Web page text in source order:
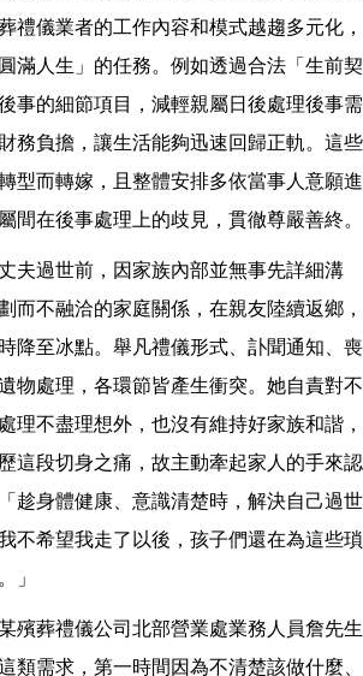
禮儀業者的工作內容和模式越趨多元化，
滿人生」的任務。例如透過合法「生前契
事的細節項目，減輕親屬日後處理後事需
務負擔，讓生活能夠迅速回歸正軌。這些
型而轉嫁，且整體安排多依當事人意願進
間在後事處理上的歧見，貫徹尊嚴善終。
夫過世前，因家族內部並無事先詳細溝
而不融洽的家庭關係，在親友陸續返鄉，
降至冰點。舉凡禮儀形式、訃聞通知、喪
物處理，各環節皆產生衝突。她自責對不
理不盡理想外，也沒有維持好家族和諧，
這段切身之痛，故主動牽起家人的手來認
趁身體健康、意識清楚時，解決自己過世
不希望我走了以後，孩子們還在為這些瑣
」
殯葬禮儀公司北部營業處業務人員詹先生
類需求，第一時間因為不清楚該做什麼、